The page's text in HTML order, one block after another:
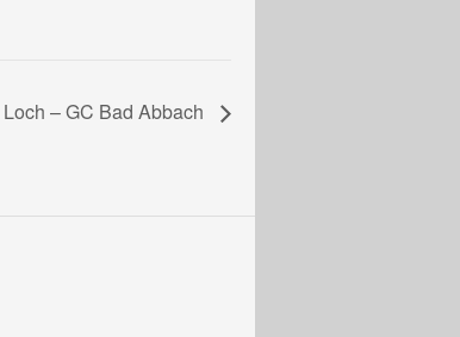
– GC Bad Abbach